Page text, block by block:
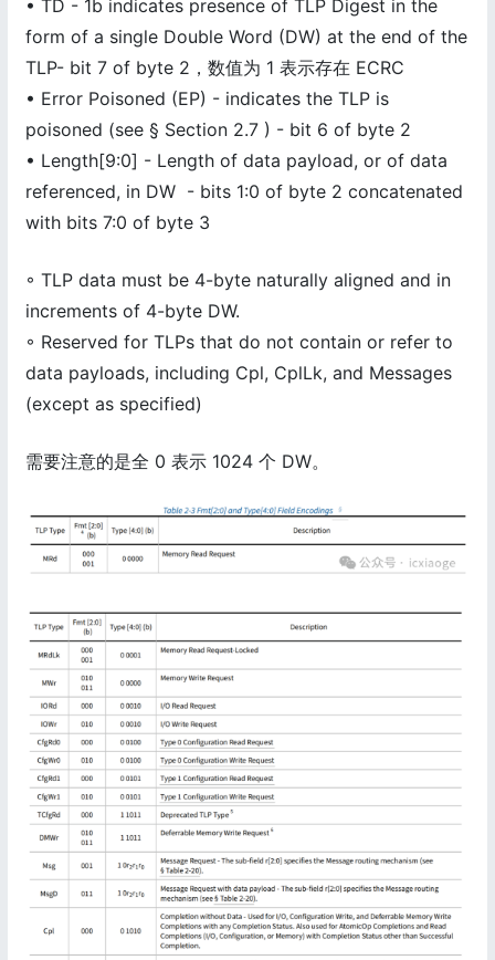
• TD - 1b indicates presence of TLP Digest in the
form of a single Double Word (DW) at the end of the
TLP- bit 7 of byte 2，数值为 1 表示存在 ECRC
• Error Poisoned (EP) - indicates the TLP is
poisoned (see § Section 2.7 ) - bit 6 of byte 2
• Length[9:0] - Length of data payload, or of data
referenced, in DW - bits 1:0 of byte 2 concatenated
with bits 7:0 of byte 3
◦ TLP data must be 4-byte naturally aligned and in
increments of 4-byte DW.
◦ Reserved for TLPs that do not contain or refer to
data payloads, including Cpl, CplLk, and Messages
(except as specified)
需要注意的是全 0 表示 1024 个 DW。